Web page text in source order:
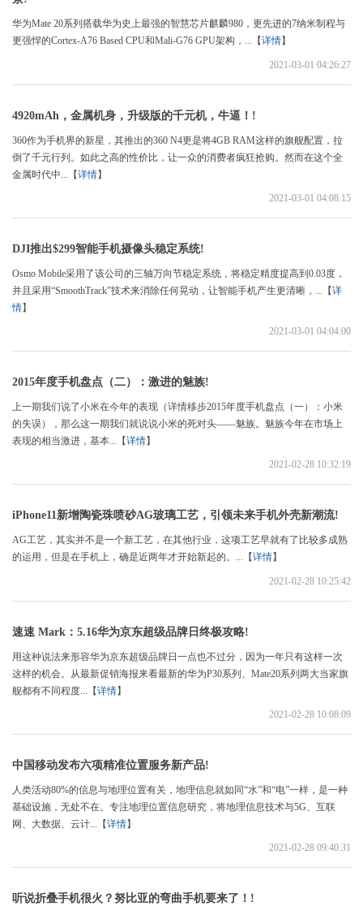
华为Mate 20系列搭载华为史上最强的智慧芯片麒麟980，更先进的7纳米制程与
更强悍的Cortex-A76 Based CPU和Mali-G76 GPU架构，...【详情】
2021-03-01 04:26:27
4920mAh，金属机身，升级版的千元机，牛逼！!
360作为手机界的新星，其推出的360 N4更是将4GB RAM这样的旗舰配置，拉
倒了千元行列。如此之高的性价比，让一众的消费者疯狂抢购。然而在这个全
金属时代中...【详情】
2021-03-01 04:08:15
DJI推出$299智能手机摄像头稳定系统!
Osmo Mobile采用了该公司的三轴万向节稳定系统，将稳定精度提高到0.03度，
并且采用“SmoothTrack”技术来消除任何晃动，让智能手机产生更清晰，...【详
情】
2021-03-01 04:04:00
2015年度手机盘点（二）：激进的魅族!
上一期我们说了小米在今年的表现（详情移步2015年度手机盘点（一）：小米
的失误），那么这一期我们就说说小米的死对头——魅族。魅族今年在市场上
表现的相当激进，基本...【详情】
2021-02-28 10:32:19
iPhone11新增陶瓷珠喷砂AG玻璃工艺，引领未来手机外壳新潮流!
AG工艺，其实并不是一个新工艺，在其他行业，这项工艺早就有了比较多成熟
的运用，但是在手机上，确是近两年才开始新起的。...【详情】
2021-02-28 10:25:42
速速 Mark：5.16华为京东超级品牌日终极攻略!
用这种说法来形容华为京东超级品牌日一点也不过分，因为一年只有这样一次
这样的机会。从最新促销海报来看最新的华为P30系列、Mate20系列两大当家旗
舰都有不同程度...【详情】
2021-02-28 10:08:09
中国移动发布六项精准位置服务新产品!
人类活动80%的信息与地理位置有关，地理信息就如同“水”和“电”一样，是一种
基础设施，无处不在。专注地理位置信息研究，将地理信息技术与5G、互联
网、大数据、云计...【详情】
2021-02-28 09:40:31
听说折叠手机很火？努比亚的弯曲手机要来了！!